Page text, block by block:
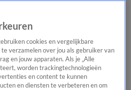
Uitzendingen Onze gezichten
In de
Uitzending
cookies en vergelijkbare
verzamelen over jou als gebruiker van
en jouw apparaten. Als je „Alle
worden trackingtechnologieën
en content te kunnen
en diensten te verbeteren en om